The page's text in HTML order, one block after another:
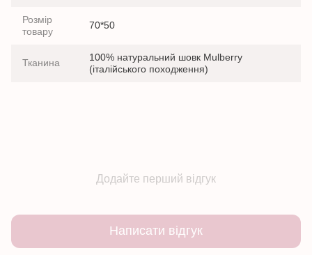
Розмір
товару
70*50
Тканина
100% натуральний шовк Mulberry
(італійського походження)
Додайте перший відгук
Написати відгук